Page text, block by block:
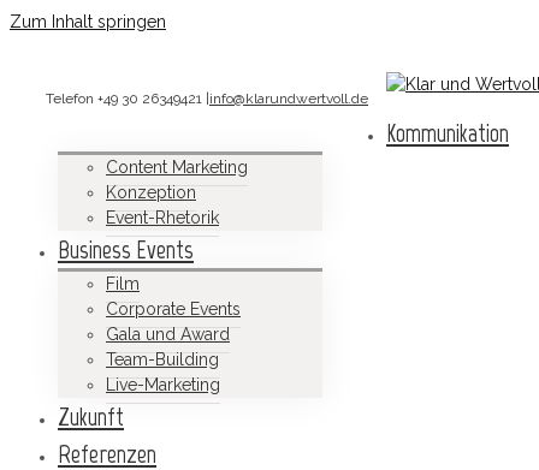
Zum Inhalt springen
Telefon +49 30 26349421 info@klarundwertvoll.de
Kommunikation
Content Marketing
Konzeption
Event-Rhetorik
Business Events
Film
Corporate Events
Gala und Award
Team-Building
Live-Marketing
Zukunft
Referenzen